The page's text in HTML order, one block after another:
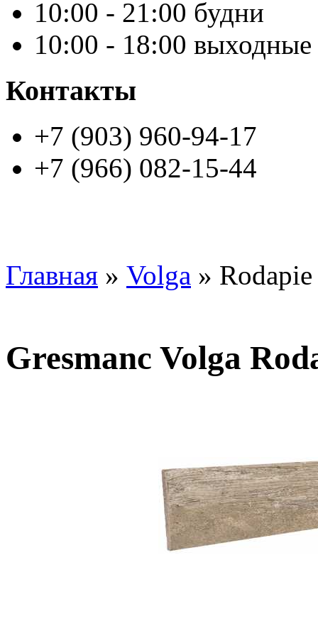
10:00 - 21:00 будни
10:00 - 18:00 выходные
Контакты
+7 (903) 960-94-17
+7 (966) 082-15-44
Главная » Volga »
Gresmanc Volga